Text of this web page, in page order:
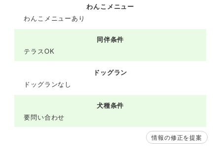
わんこメニュー
わんこメニューあり
同伴条件
テラスOK
ドッグラン
ドッグランなし
犬種条件
要問い合わせ
情報の修正を提案